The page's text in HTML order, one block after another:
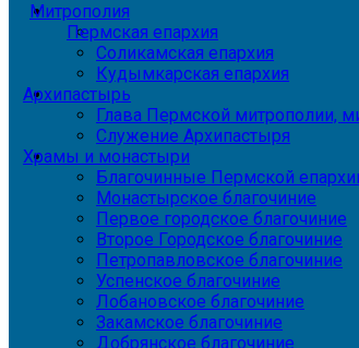
Митрополия
Пермская епархия
Соликамская епархия
Кудымкарская епархия
Архипастырь
Глава Пермской митрополии,
Служение Архипастыря
Храмы и монастыри
Благочинные Пермской
Монастырское благочиние
Первое городское благочиние
Второе Городское благочиние
Петропавловское благочиние
Успенское благочиние
Лобановское благочиние
Закамское благочиние
Добрянское благочиние